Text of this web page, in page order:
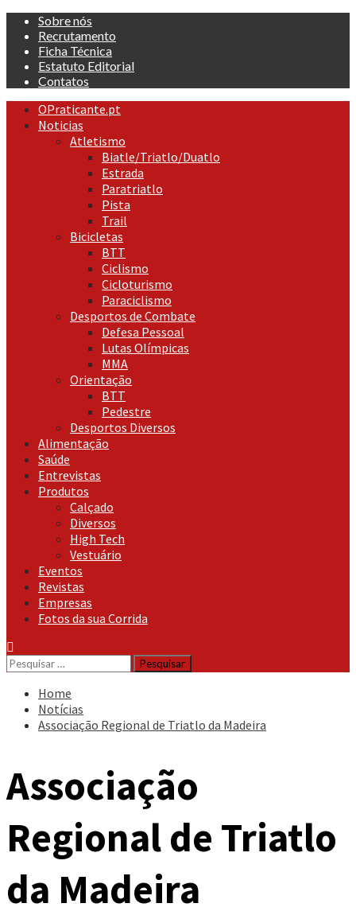
Skip
content
Sobre nós
Recrutamento
Ficha Técnica
Estatuto Editorial
Contatos
Primary
Menu
OPraticante.pt
Noticias
Atletismo
Biatle/Triatlo/Duatlo
Estrada
Paratriatlo
Pista
Trail
Bicicletas
BTT
Ciclismo
Cicloturismo
Paraciclismo
Desportos de Combate
Defesa Pessoal
Lutas Olímpicas
MMA
Orientação
BTT
Pedestre
Desportos Diversos
Alimentação
Saúde
Entrevistas
Produtos
Calçado
Diversos
High Tech
Vestuário
Eventos
Revistas
Empresas
Fotos da sua Corrida
Pesquisar
por:
Home
Notícias
Associação Regional de Triatlo da Madeira
Associação
Regional de Triatlo
da Madeira